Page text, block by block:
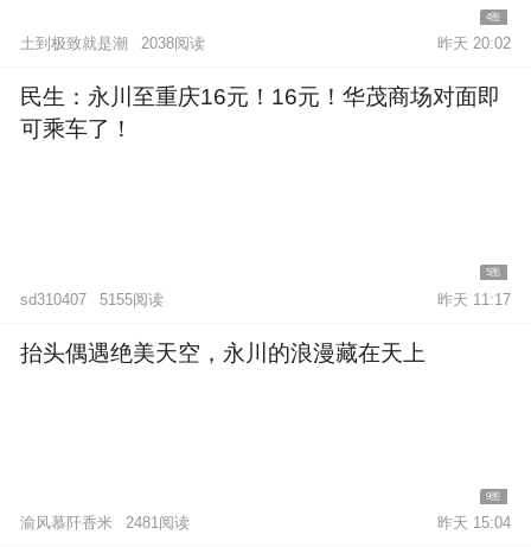
4图
土到极致就是潮 2038阅读 昨天 20:02
民生：永川至重庆16元！16元！华茂商场对面即
可乘车了！
5图
sd310407 5155阅读 昨天 11:17
抬头偶遇绝美天空，永川的浪漫藏在天上
9图
渝风慕阡香米 2481阅读 昨天 15:04